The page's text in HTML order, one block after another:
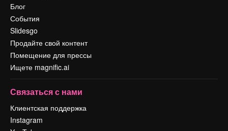
Блог
События
Slidesgo
Продайте свой контент
Помещение для прессы
Ищете magnific.ai
Связаться с нами
Клиентская поддержка
Instagram